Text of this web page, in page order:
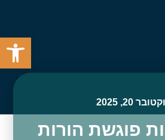
20, 2025
פוגשת הורות
פתח